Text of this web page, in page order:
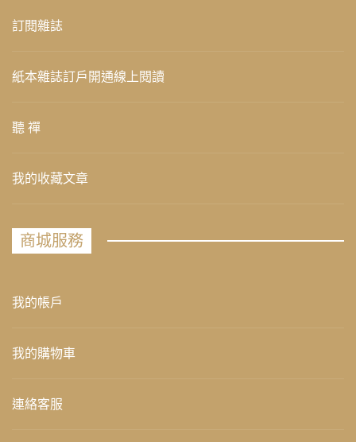
訂閱雜誌
紙本雜誌訂戶開通線上閱讀
聽 禪
我的收藏文章
商城服務
我的帳戶
我的購物車
連絡客服